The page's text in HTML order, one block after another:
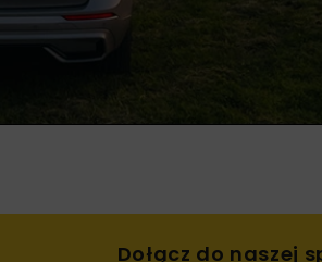
Dołącz do naszej